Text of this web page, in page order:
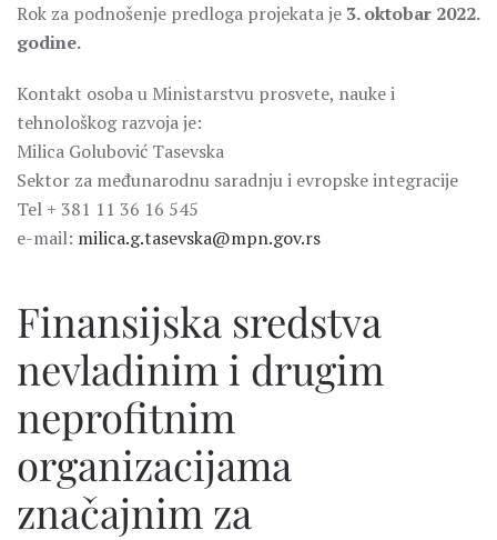
Rok za podnošenje predloga projekata je 3. oktobar 2022.
godine.
Kontakt osoba u Ministarstvu prosvete, nauke i
tehnološkog razvoja je:
Milica Golubović Tasevska
Sektor za međunarodnu saradnju i evropske integracije
Tel + 381 11 36 16 545
e-mail: milica.g.tasevska@mpn.gov.rs
Finansijska sredstva
nevladinim i drugim
neprofitnim
organizacijama
značajnim za